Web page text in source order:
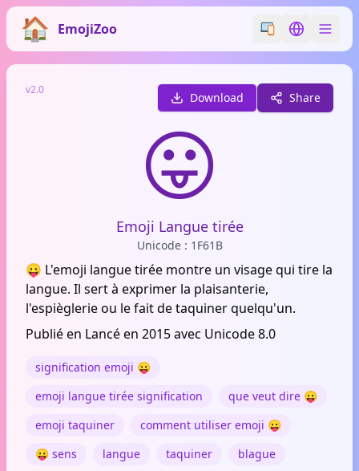
EmojiZoo Switch emoji
Switch
v2.0
Download Share
😛
Emoji Langue tirée
Unicode : 1F61B
😛 L'emoji langue tirée montre un visage qui tire la
langue. Il sert à exprimer la plaisanterie,
l'espièglerie ou le fait de taquiner quelqu'un.
Publié en Lancé en 2015 avec Unicode 8.0
signification emoji 😛
emoji langue tirée signification
que veut dire 😛
emoji taquiner
comment utiliser emoji 😛
😛 sens
langue taquiner
blague